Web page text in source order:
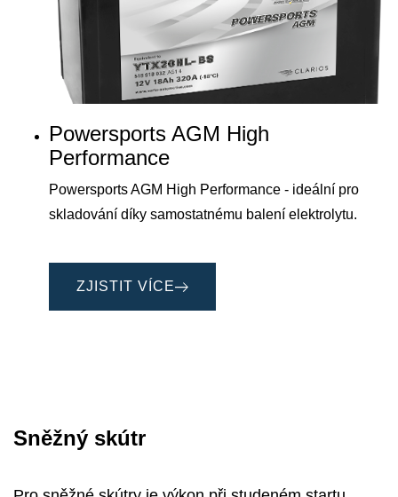
Powersports AGM High
Performance
Powersports AGM High Performance - ideální pro
skladování díky samostatnému balení elektrolytu.
ZJISTIT VÍCE
Sněžný skútr